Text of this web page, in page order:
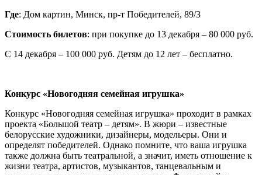
Где: Дом картин, Минск, пр-т Победителей, 89/3
Стоимость билетов: при покупке до 13 декабря – 80 000 руб.
С 14 декабря – 100 000 руб. Детям до 12 лет – бесплатно.
Конкурс «Новогодняя семейная игрушка»
Конкурс «Новогодняя семейная игрушка» проходит в рамках
проекта «Большой театр – детям». В жюри – известные
белорусские художники, дизайнеры, модельеры. Они и
определят победителей. Однако помните, что ваша игрушка
также должна быть театральной, а значит, иметь отношение к
жизни театра, артистов, музыкантов, танцевальным и